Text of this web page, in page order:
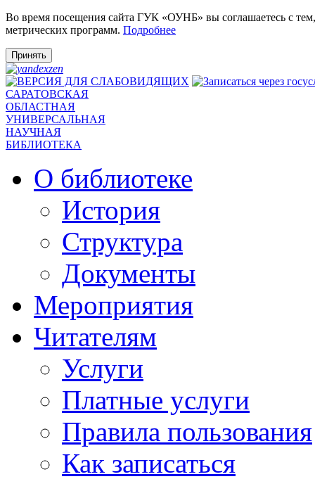
Во время посещения сайта ГУК «ОУНБ» вы соглашаетесь с
метрических программ. Подробнее
Принять
САРАТОВСКАЯ
ОБЛАСТНАЯ
УНИВЕРСАЛЬНАЯ
НАУЧНАЯ
БИБЛИОТЕКА
О библиотеке
История
Структура
Документы
Мероприятия
Читателям
Услуги
Платные услуги
Правила пользования
Как записаться